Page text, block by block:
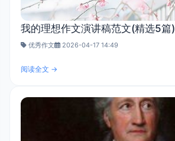
我的理想作文演讲稿范文(精选5篇)
优秀作文 2026-04-17 14:49
阅读全文 →